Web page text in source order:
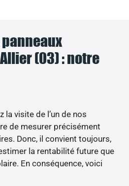
(03) : notre
visite de l’un de nos
de mesurer précisément
Donc, il convient toujours,
la rentabilité future que
En conséquence, voici